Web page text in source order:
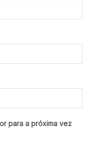
para a próxima vez